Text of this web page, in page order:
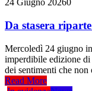
24 Giugno 20260
Da stasera
Mercoledì 24 giugno
imperdibile edizione di
dei sentimenti che non
Read More